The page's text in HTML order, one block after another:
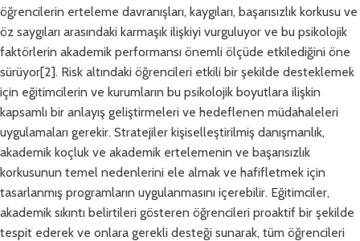
öğrencilerin erteleme davranışları, kaygıları, başarısızlık korkusu ve
öz saygıları arasındaki karmaşık ilişkiyi vurguluyor ve bu psikolojik
faktörlerin akademik performansı önemli ölçüde etkilediğini öne
sürüyor[2]. Risk altındaki öğrencileri etkili bir şekilde desteklemek
için eğitimcilerin ve kurumların bu psikolojik boyutlara ilişkin
kapsamlı bir anlayış geliştirmeleri ve hedeflenen müdahaleleri
uygulamaları gerekir. Stratejiler kişiselleştirilmiş danışmanlık,
akademik koçluk ve akademik ertelemenin ve başarısızlık
korkusunun temel nedenlerini ele almak ve hafifletmek için
tasarlanmış programların uygulanmasını içerebilir. Eğitimciler,
akademik sıkıntı belirtileri gösteren öğrencileri proaktif bir şekilde
tespit ederek ve onlara gerekli desteği sunarak, tüm öğrencileri